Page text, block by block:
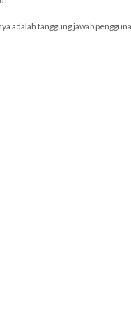
adalah tanggung jawab